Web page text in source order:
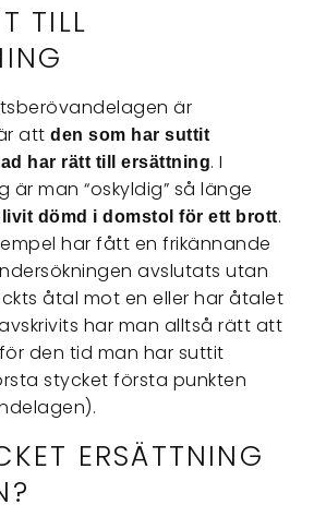
TILL
är
attden som har suttit
har rätt till ersättning. I
är man “oskyldig” så länge
dömd i domstol för ett brott.
har fått en frikännande
avslutats utan
åtal mot en eller har åtalet
har man alltså rätt att
den tid man har suttit
stycket första punkten
ERSÄTTNING